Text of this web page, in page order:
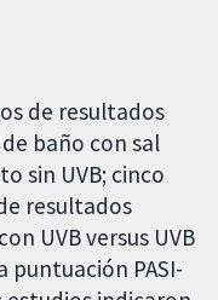
de resultados
baño con sal
sin UVB; cinco
resultados
UVB versus UVB
puntuación PASI-